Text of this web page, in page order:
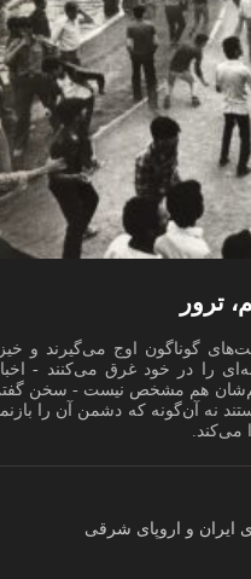
گوناگون اوج می‌گیرند و
را در خود غرق می‌کنند -
هم مشخص نیست - سخن
نه آن‌گونه که دشمن آن را
ایران و اروپای شرقی